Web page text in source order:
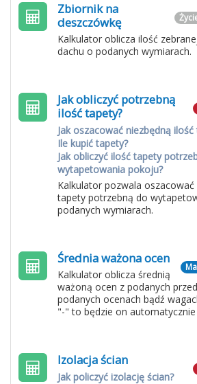
Zbiornik na
deszczówkę
Kalkulator oblicza ilość
dachu o podanych wymiarach.
Jak obliczyć potrzebną
ilość tapety?
Jak oszacować niezbędną ilość
Ile kupić tapety?
Jak obliczyć ilość tapety
wytapetowania pokoju?
Kalkulator pozwala oszacować
tapety potrzebną do
podanych wymiarach.
Średnia ważona ocen
Kalkulator oblicza średnią
ważoną ocen z podanych
podanych ocenach bądź
"-" to będzie on
Izolacja ścian
Jak policzyć izolację ścian?